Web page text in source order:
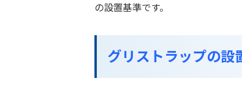
の設置基準です。
グリストラップの設